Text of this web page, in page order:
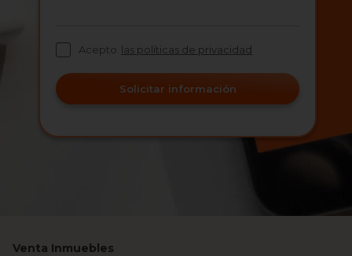
Acepto las políticas de privacidad
Solicitar información
Venta Inmuebles